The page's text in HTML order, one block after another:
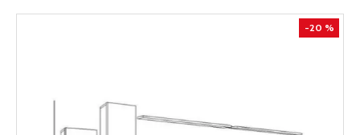
-20 %